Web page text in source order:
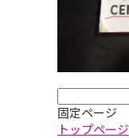
検
索:
固定ページ
トップページ